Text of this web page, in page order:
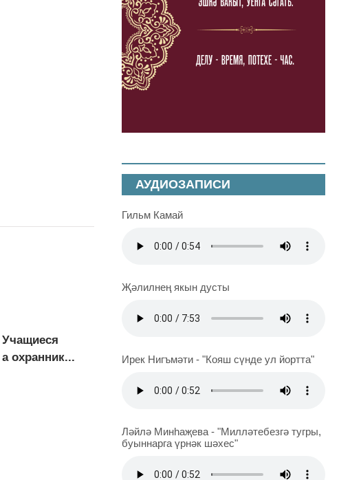
охранник...
АУДИОЗАПИСИ
Гильм Камай
Җәлилнең якын дусты
Ирек Нигъмәти - "Кояш сүнде ул йортта"
Ләйлә Минһаҗева - "Милләтебезгә тугры,
буыннарга үрнәк шәхес"